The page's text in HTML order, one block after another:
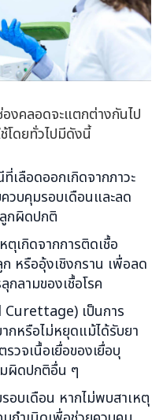
งคลอดจะแตกต่างกันไป
โดยทั่วไปมีดังนี้
เลือดออกเกิดจากภาวะ
วบคุมรอบเดือนและลด
กผิดปกติ
ตุเกิดจากการติดเชื้อ
หรืออุ้งเชิงกราน เพื่อลด
กลามของเชื้อโรค
เป็นการ
กหรือไม่หยุดแม้ได้รับยา
วจเนื้อเยื่อของเยื่อบุ
ผิดปกติอื่น ๆ
อบเดือน หากไม่พบสาเหตุ